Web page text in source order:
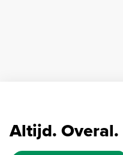
Altijd. Overal.